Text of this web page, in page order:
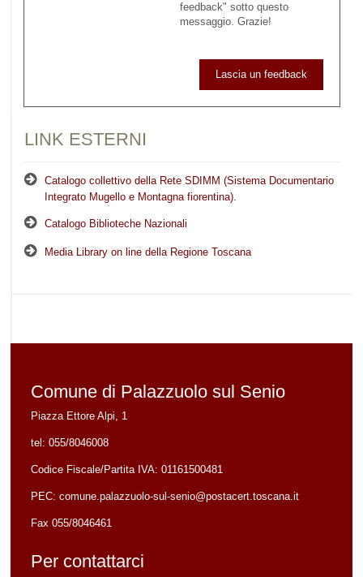
feedback" sotto questo
messaggio. Grazie!
Lascia un feedback
LINK ESTERNI
Catalogo collettivo della Rete SDIMM (Sistema Documentario
Integrato Mugello e Montagna fiorentina).
Catalogo Biblioteche Nazionali
Media Library on line della Regione Toscana
Comune di Palazzuolo sul Senio
Piazza Ettore Alpi, 1
tel: 055/8046008
Codice Fiscale/Partita IVA: 01161500481
PEC: comune.palazzuolo-sul-senio@postacert.toscana.it
Fax 055/8046461
Per contattarci